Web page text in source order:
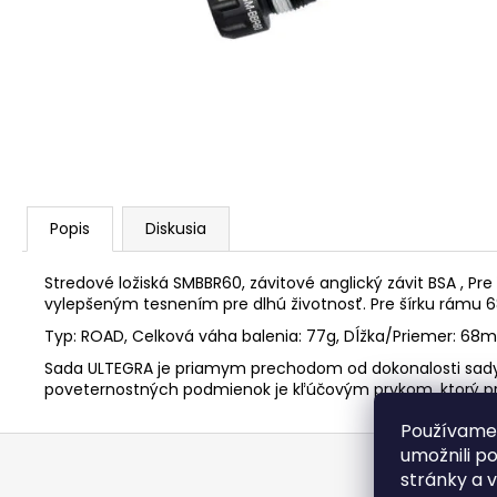
umožnili
stránky a
Popis Diskusia
Stredové ložiská SMBBR60, závitové anglický závit BSA ,
vylepšeným tesnením pre dlhú životnosť. Pre šírku rámu
Typ: ROAD, Celková váha balenia: 77g, Dĺžka/Priemer:
Sada ULTEGRA je priamym prechodom od dokonalosti
poveternostných podmienok je kľúčovým prvkom, ktorý
STRED TY501
Z